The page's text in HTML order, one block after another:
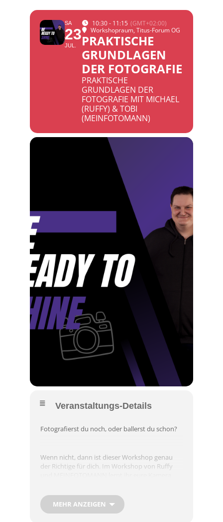
SA
23
JUL.
10:30 - 11:15 (GMT+02:00)
Workshopraum, Titus-Forum OG
PRAKTISCHE
GRUNDLAGEN
DER FOTOGRAFIE
PRAKTISCHE
GRUNDLAGEN DER
FOTOGRAFIE MIT MICHAEL
(RUFFY) & TOBI
(MEINFOTOMANN)
Veranstaltungs-Details
Fotografierst du noch, oder ballerst du schon?
Wenn nicht, dann ist dieser Workshop genau
der Richtige für dich. Im Workshop von Ruffy
und anwenden.
MEHR ANZEIGEN